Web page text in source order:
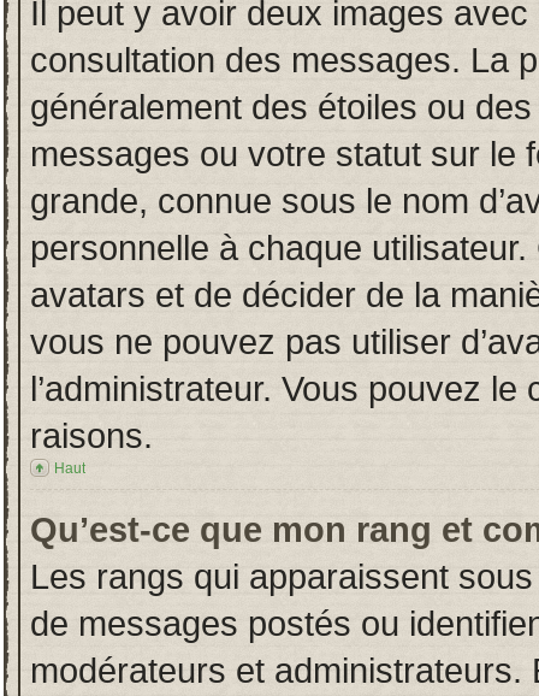
Il peut y avoir deux images
consultation des messages. La
généralement des étoiles ou
messages ou votre statut sur le
grande, connue sous le nom
personnelle à chaque utilisateur.
avatars et de décider de la
vous ne pouvez pas utiliser
l’administrateur. Vous pouvez
raisons.
Haut
Qu’est-ce que mon rang et
Les rangs qui apparaissent
de messages postés ou
modérateurs et